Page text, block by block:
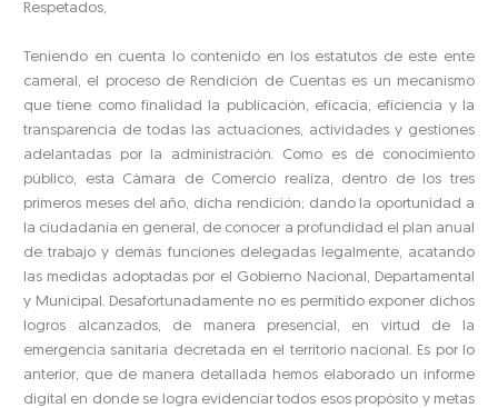
Respetados,
Teniendo en cuenta lo contenido en los estatutos de este ente
cameral, el proceso de Rendición de Cuentas es un mecanismo
que tiene como finalidad la publicación, eficacia, eficiencia y la
transparencia de todas las actuaciones, actividades y gestiones
adelantadas por la administración. Como es de conocimiento
público, esta Cámara de Comercio realiza, dentro de los tres
primeros meses del año, dicha rendición; dando la oportunidad a
la ciudadanía en general, de conocer a profundidad el plan anual
de trabajo y demás funciones delegadas legalmente, acatando
las medidas adoptadas por el Gobierno Nacional, Departamental
y Municipal. Desafortunadamente no es permitido exponer dichos
logros alcanzados, de manera presencial, en virtud de la
emergencia sanitaria decretada en el territorio nacional. Es por lo
anterior, que de manera detallada hemos elaborado un informe
digital en donde se logra evidenciar todos esos propósito y metas